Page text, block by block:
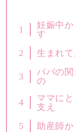
1
妊娠中
す
2
生まれ
3
パパの
の
4
ママに
支え
5
助産師